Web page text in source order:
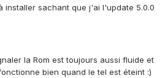
installer sachant que j'ai l'update 5.0.0
la Rom est toujours aussi fluide et
bien quand le tel est éteint :)